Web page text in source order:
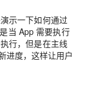
示一下如何通过
当 App 需要执行
行，但是在主线
进度，这样让用户